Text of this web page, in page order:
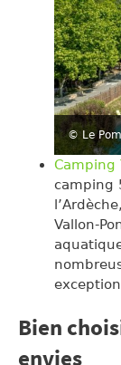
© Le
Camping
camping
Vallon-
Bien